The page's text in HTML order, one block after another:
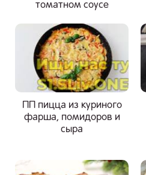
томатном соусе
ПП пицца из куриного
фарша, помидоров и
сыра